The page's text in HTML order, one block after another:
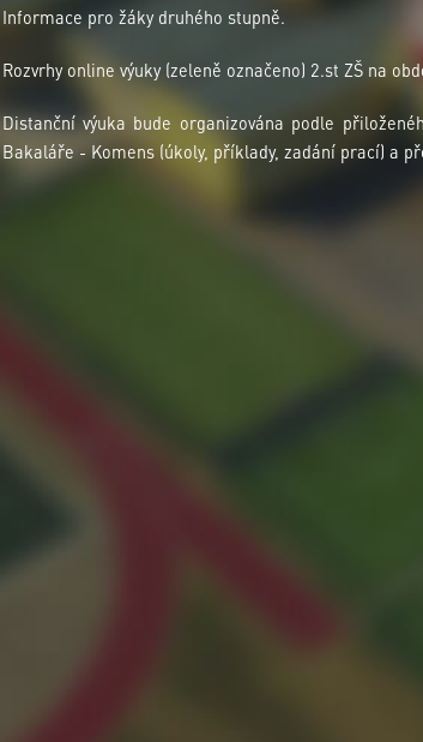
Informace pro žáky druhého stupně.
Rozvrhy online výuky (zeleně označeno) 2.st ZŠ na
Distanční výuka bude organizována podle
Bakaláře - Komens (úkoly, příklady, zadání prací) a